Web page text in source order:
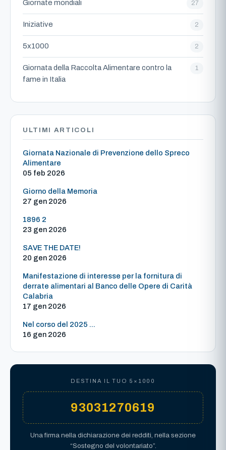
Giornate mondiali 27
Iniziative 2
5x1000 2
Giornata della Raccolta Alimentare contro la
fame in Italia
1
ULTIMI ARTICOLI
Giornata Nazionale di Prevenzione dello Spreco
Alimentare
05 feb 2026
Giorno della Memoria
27 gen 2026
1896 2
23 gen 2026
SAVE THE DATE!
20 gen 2026
Manifestazione di interesse per la fornitura di
derrate alimentari al Banco delle Opere di Carità
Calabria
17 gen 2026
Nel corso del 2025 ...
16 gen 2026
DESTINA IL TUO 5×1000
93031270619
Una firma nella dichiarazione dei redditi, nella sezione
“Sostegno del volontariato”.